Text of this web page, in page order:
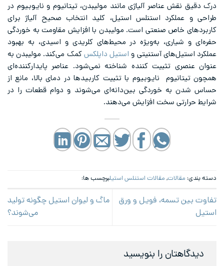
درک دقیق نقش عناصر آلیاژی مانند مولیبدن، تیتانیوم و نایوبیوم در
طراحی و عملکرد استنلس استیل، کلید انتخاب صحیح آلیاژ برای
کاربردهای خاص صنعتی است. مولیبدن با افزایش مقاومت به خوردگی
حفره‌ای و شیاری، به‌ویژه در محیط‌های کلریدی و اسیدی، به بهبود
عملکرد استیل‌های آستنیتی و استیل داپلکسکمک می‌کند. مولیبدن به
عنوان عنصری تثبیت کننده شناخته نمی‌شود. عناصر پایدارکننده‌ای
همچون تیتانیوم نایوبیوم با تثبیت کاربیدها در دمای بالا، مانع از
حساس شدن به خوردگی بین‌دانه‌ای می‌شوند و دوام قطعات را در
شرایط حرارتی سخت افزایش می‌دهند.
دسته بندی: مقالات, مقالات استنلس استیلبرچسب ها:
تفاوت بین تسمه، فویل و ورق
استیل
ماگ و لیوان استیل چگونه تولید
می‌شوند؟
دیدگاهتان را بنویسید